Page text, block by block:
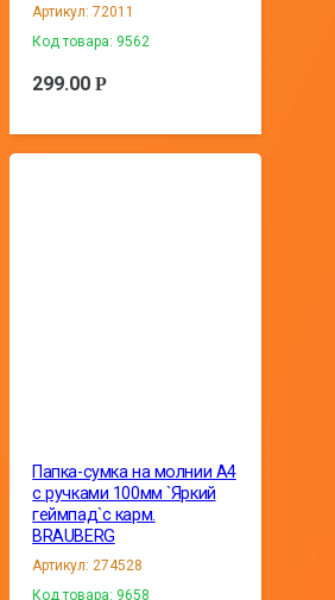
Артикул:72011
Код товара: 9562
299.00Р
Папка-сумка на молнии А4
с ручками 100мм `Яркий
геймпад`с карм.
BRAUBERG
Артикул: 274528
Код товара: 9658